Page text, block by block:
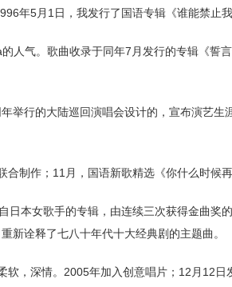
年5月1日，我发行了国语专辑《谁能禁止我
人气。歌曲收录于同年7月发行的专辑《誓
举行的大陆巡回演唱会设计的，宣布演艺生
制作；11月，国语新歌精选《你什么时候再
本女歌手的专辑，由连续三次获得金曲奖
新诠释了七八十年代十大经典剧的主题曲。
，深情。2005年加入创意唱片；12月12日